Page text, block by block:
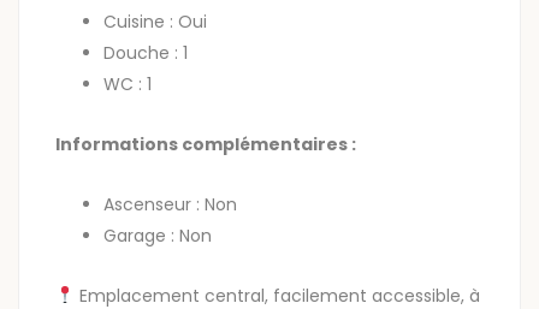
Cuisine : Oui
Douche : 1
WC : 1
Informations complémentaires :
Ascenseur : Non
Garage : Non
Emplacement central, facilement accessible, à